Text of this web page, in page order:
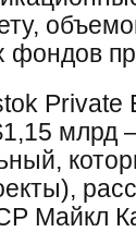
фондов
Private
Майкл